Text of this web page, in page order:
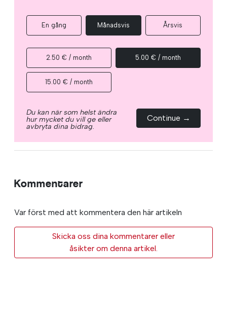
En gång Månadsvis Årsvis
2.50 € / month 5.00 € / month
15.00 € / month
Du kan när som helst ändra
hur mycket du vill ge eller
avbryta dina bidrag.
Continue →
Kommentarer
Var först med att kommentera den här artikeln
Skicka oss dina kommentarer eller
åsikter om denna artikel.